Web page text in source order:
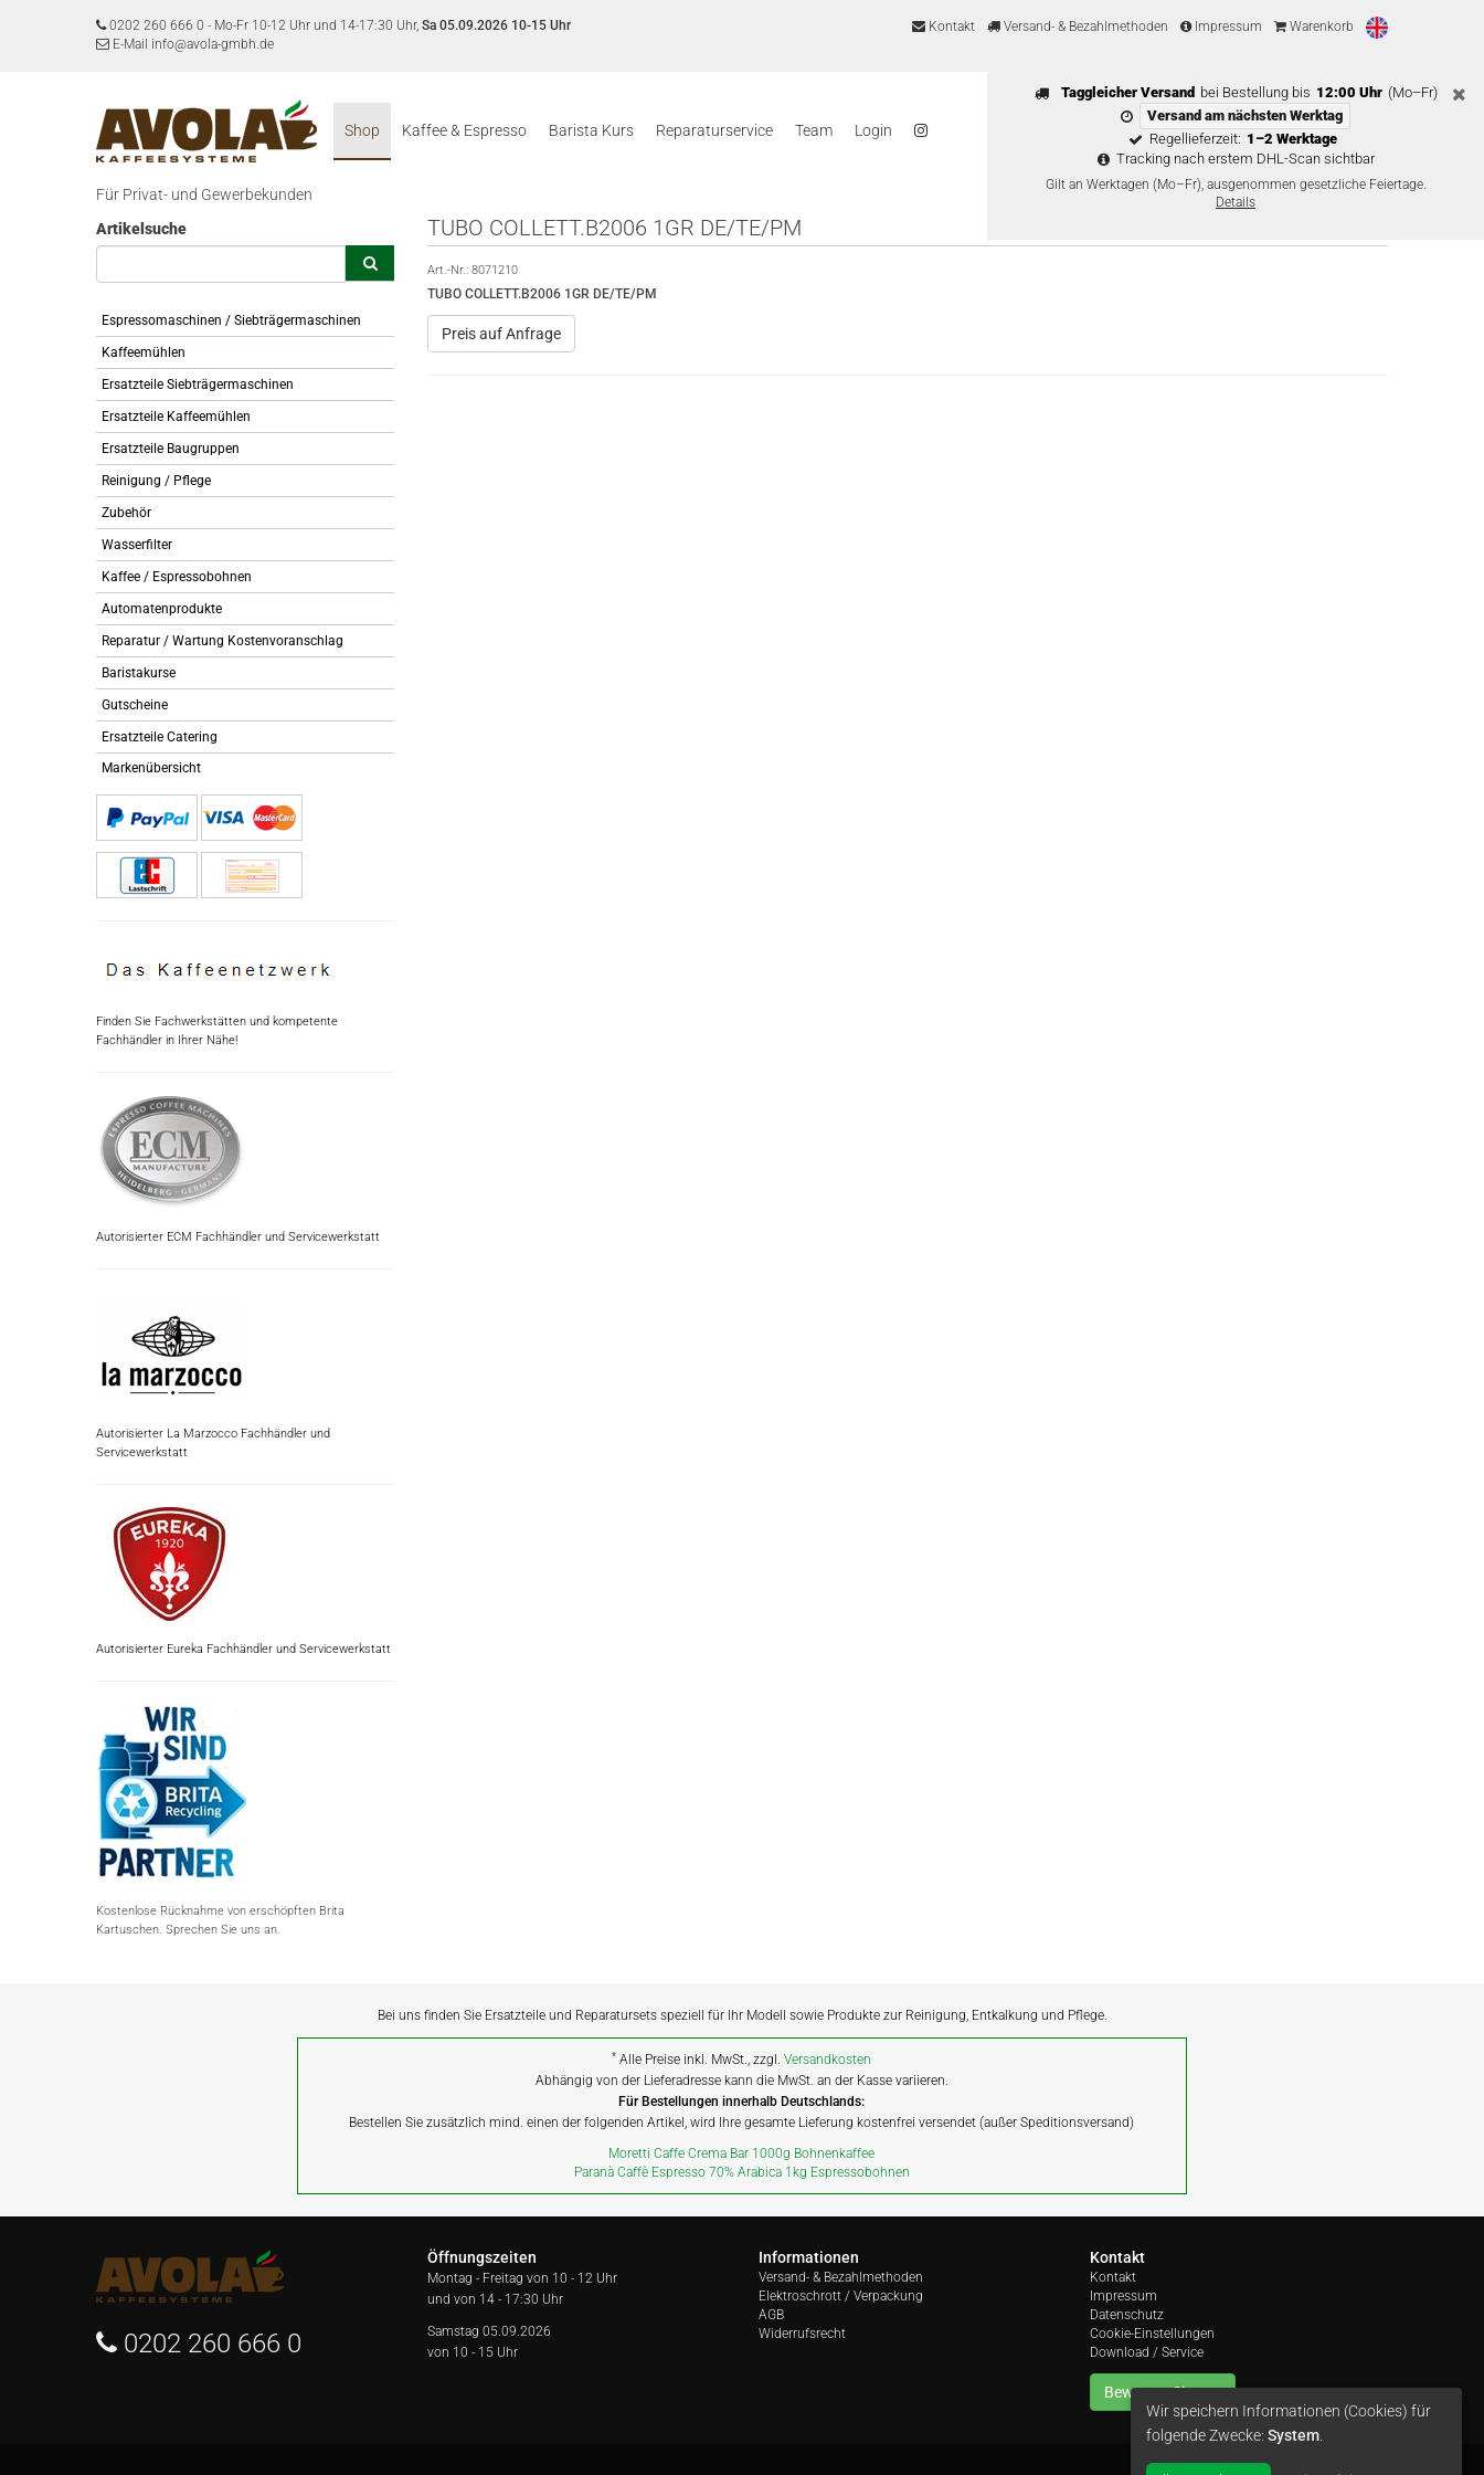
0202 260 666 0 - Mo-Fr 10-12 Uhr und 14-17:30 Uhr, Sa 05.09.2026 10-15 Uhr
E-Mail info@avola-gmbh.de
Kontakt Versand- & Bezahlmethoden Impressum Warenkorb
Taggleicher Versand bei Bestellung bis 12:00 Uhr (Mo–Fr)
Versand am nächsten Werktag
Regellieferzeit: 1–2 Werktage
Tracking nach erstem DHL-Scan sichtbar
Gilt an Werktagen (Mo–Fr), ausgenommen gesetzliche Feiertage.
Details
Shop Kaffee & Espresso Barista Kurs Reparaturservice Team Login
Für Privat- und Gewerbekunden
Artikelsuche
Espressomaschinen / Siebträgermaschinen
Kaffeemühlen
Ersatzteile Siebträgermaschinen
Ersatzteile Kaffeemühlen
Ersatzteile Baugruppen
Reinigung / Pflege
Zubehör
Wasserfilter
Kaffee / Espressobohnen
Automatenprodukte
Reparatur / Wartung Kostenvoranschlag
Baristakurse
Gutscheine
Ersatzteile Catering
Markenübersicht
Finden Sie Fachwerkstätten und kompetente
Fachhändler in Ihrer Nähe!
Autorisierter ECM Fachhändler und Servicewerkstatt
Autorisierter La Marzocco Fachhändler und
Servicewerkstatt
Autorisierter Eureka Fachhändler und Servicewerkstatt
Kostenlose Rücknahme von erschöpften Brita
Kartuschen. Sprechen Sie uns an.
TUBO COLLETT.B2006 1GR DE/TE/PM
Art.-Nr.: 8071210
TUBO COLLETT.B2006 1GR DE/TE/PM
Preis auf Anfrage
Bei uns finden Sie Ersatzteile und Reparatursets speziell für Ihr Modell sowie Produkte zur Reinigung, Entkalkung und Pflege.
* Alle Preise inkl. MwSt., zzgl.Versandkosten
Abhängig von der Lieferadresse kann die MwSt. an der Kasse variieren.
Für Bestellungen innerhalb Deutschlands:
Bestellen Sie zusätzlich mind. einen der folgenden Artikel, wird Ihre gesamte Lieferung kostenfrei versendet (außer Speditionsversand)
Moretti Caffe Crema Bar 1000g Bohnenkaffee
Paranà Caffè Espresso 70% Arabica 1kg Espressobohnen
0202 260 666 0
Öffnungszeiten
Montag - Freitag von 10 - 12 Uhr
und von 14 - 17:30 Uhr
Samstag 05.09.2026
von 10 - 15 Uhr
Informationen
Versand- & Bezahlmethoden
Elektroschrott / Verpackung
AGB
Widerrufsrecht
Kontakt
Kontakt
Impressum
Datenschutz
Cookie-Einstellungen
Download / Service
Bewerten Sie uns
Wir speichern Informationen (Cookies) für
folgende Zwecke: System